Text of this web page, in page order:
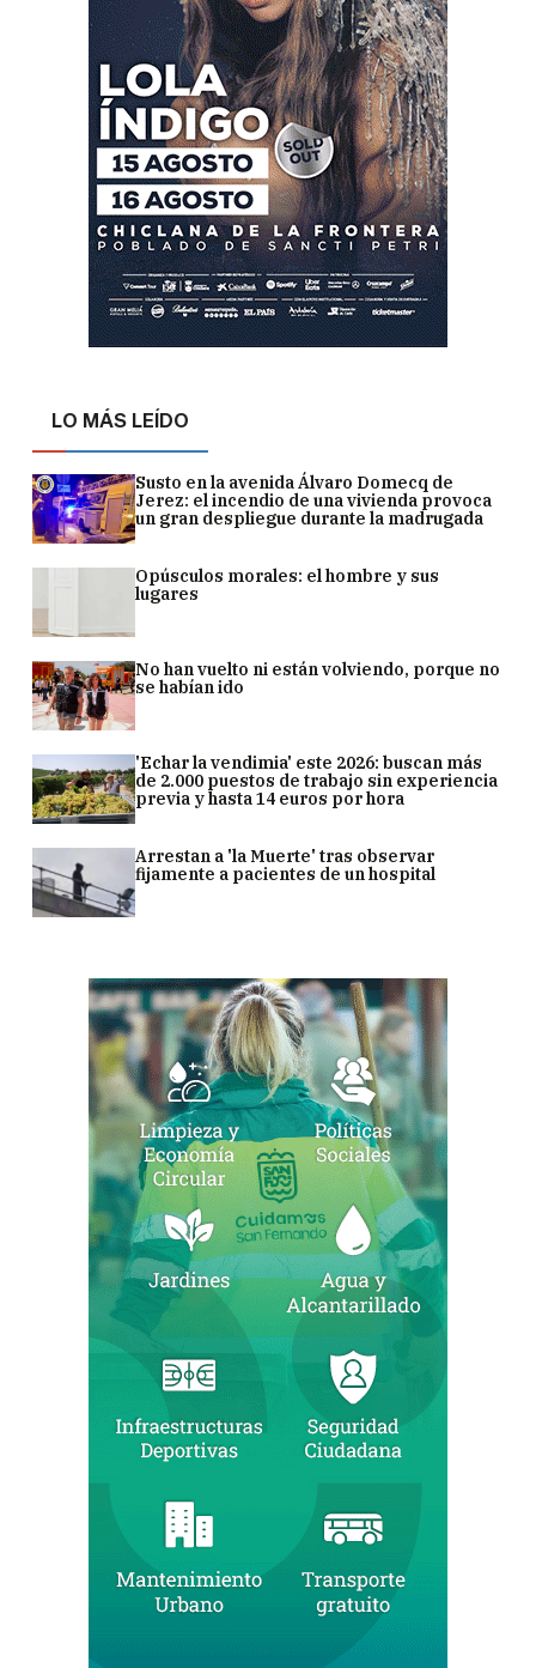
LO MÁS LEÍDO
Susto en la avenida Álvaro Domecq de
Jerez: el incendio de una vivienda provoca
un gran despliegue durante la madrugada
Opúsculos morales: el hombre y sus
lugares
No han vuelto ni están volviendo, porque no
se habían ido
'Echar la vendimia' este 2026: buscan más
de 2.000 puestos de trabajo sin experiencia
previa y hasta 14 euros por hora
Arrestan a 'la Muerte' tras observar
fijamente a pacientes de un hospital